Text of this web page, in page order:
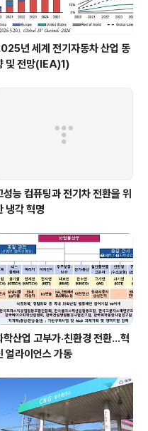
년 세계 전기자동차 산업 동
및 전망(IEA)1)
성능 컴퓨팅과 전기차 전환을 위
냉각 혁명
학산업 고부가‧친환경 전환…혁
얼라이언스 가동